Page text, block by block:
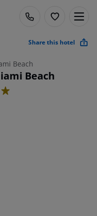
Share this hotel
Beach
Beach